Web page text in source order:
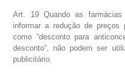
Art. 19 Quando as
informar a redução de preços
como “desconto para
desconto”, não podem ser
publicitário.